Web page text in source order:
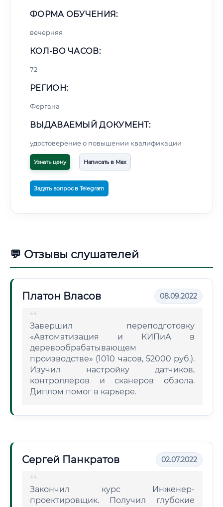
ФОРМА ОБУЧЕНИЯ:
вечерняя
КОЛ-ВО ЧАСОВ:
72
РЕГИОН:
Фергана
ВЫДАВАЕМЫЙ ДОКУМЕНТ:
удостоверение о повышении квалификации
Узнать цену Написать в Max
Задать вопрос в Telegram
💬 Отзывы слушателей
Платон Власов 08.09.2022
Завершил переподготовку
«Автоматизация и КИПиА в
деревообрабатывающем
производстве» (1010 часов, 52000 руб.).
Изучил настройку датчиков,
контроллеров и сканеров обзола.
Диплом помог в карьере.
Сергей Панкратов 02.07.2022
Закончил курс Инженер-
проектировщик. Получил глубокие